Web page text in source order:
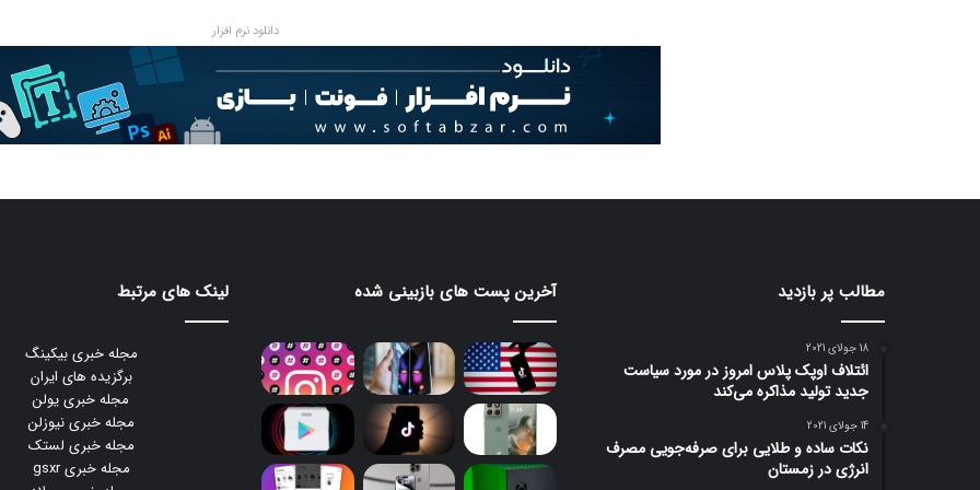
دانلود نرم افزار
مطالب پر بازدید
18 جولای 2021
ائتلاف اوپک پلاس امروز در مورد سیاست
جدید تولید مذاکره می‌کند
14 جولای 2021
نکات ساده و طلایی برای صرفه‌جویی مصرف
انرژی در زمستان
آخرین پست های بازبینی شده لینک های مرتبط
مجله خبری بیکینگ
برگزیده های ایران
مجله خبری یولن
مجله خبری نیوزلن
مجله خبری لستک
مجله خبری gsxr